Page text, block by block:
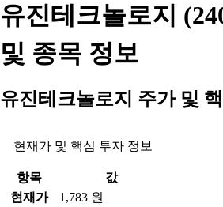
유진테크놀로지
및 종목 정보
유진테크놀로지 주가 및
현재가 및 핵심 투자 정보
항목
값
현재가
1,783 원